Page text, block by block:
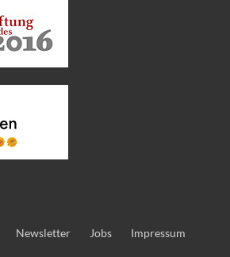
Newsletter Jobs
Impressum